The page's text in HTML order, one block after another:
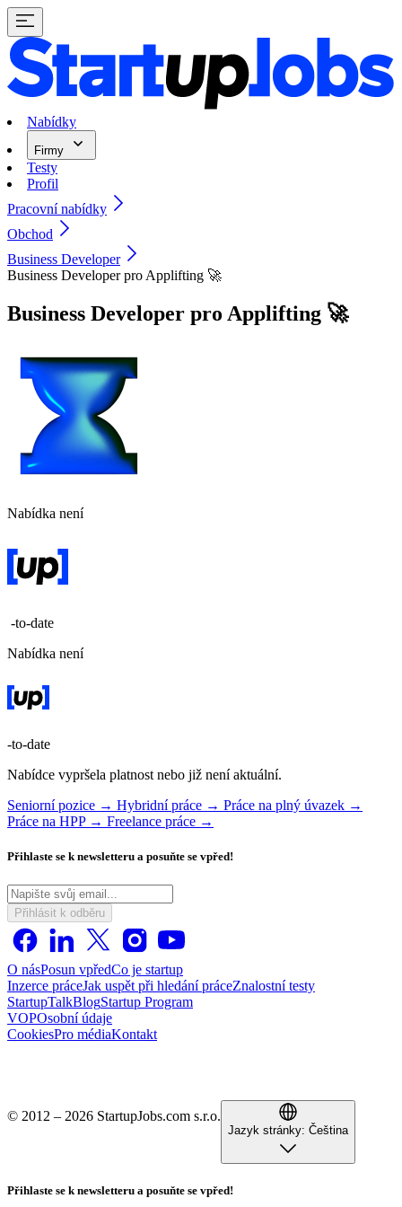
Nabídky
Firmy
Testy
Profil
Pracovní nabídky
Obchod
Business Developer
Business Developer pro Applifting 🚀
Business Developer pro Applifting 🚀
Nabídka není
-to-date
Nabídka není
-to-date
Nabídce vypršela platnost nebo již není aktuální.
Seniorní pozice → Hybridní práce → Práce na plný úvazek →
Práce na HPP → Freelance práce →
Přihlaste se k newsletteru a posuňte se vpřed!
Přihlásit k odběru
O násPosun vpředCo je startup
Inzerce práceJak uspět při hledání práceZnalostní testy
StartupTalkBlogStartup Program
VOPOsobní údaje
CookiesPro médiaKontakt
© 2012 – 2026 StartupJobs.com s.r.o.
Jazyk stránky: Čeština
Přihlaste se k newsletteru a posuňte se vpřed!